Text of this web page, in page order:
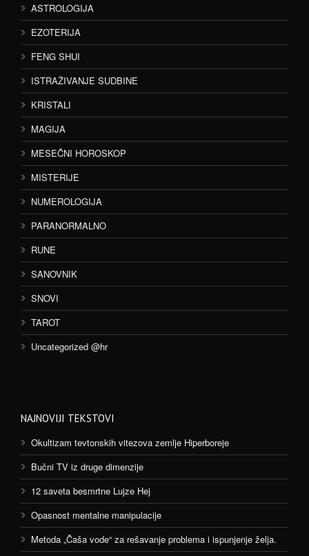
ASTROLOGIJA
EZOTERIJA
FENG SHUI
ISTRAŽIVANJE SUDBINE
KRISTALI
MAGIJA
MESEČNI HOROSKOP
MISTERIJE
NUMEROLOGIJA
PARANORMALNO
RUNE
SANOVNIK
SNOVI
TAROT
Uncategorized @hr
NAJNOVIJI TEKSTOVI
Okultizam tevtonskih vitezova zemlje Hiperboreje
Bučni TV iz druge dimenzije
12 saveta besmrtne Lujze Hej
Opasnost mentalne manipulacije
Metoda „Čaša vode“ za rešavanje problema i ispunjenje želja.